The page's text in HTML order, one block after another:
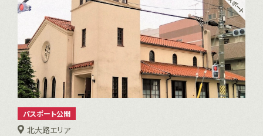
パスポート公開
北大路エリア